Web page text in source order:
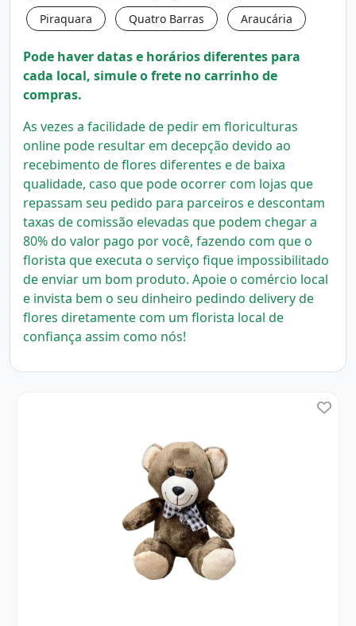
Piraquara Quatro Barras Araucária
Pode haver datas e horários diferentes para
cada local, simule o frete no carrinho de
compras.
As vezes a facilidade de pedir em floriculturas
online pode resultar em decepção devido ao
recebimento de flores diferentes e de baixa
qualidade, caso que pode ocorrer com lojas que
repassam seu pedido para parceiros e descontam
taxas de comissão elevadas que podem chegar a
80% do valor pago por você, fazendo com que o
florista que executa o serviço fique impossibilitado
de enviar um bom produto. Apoie o comércio local
e invista bem o seu dinheiro pedindo delivery de
flores diretamente com um florista local de
confiança assim como nós!